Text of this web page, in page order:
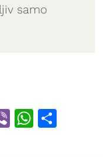
samo
Viber